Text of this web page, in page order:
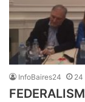
InfoBaires24 24